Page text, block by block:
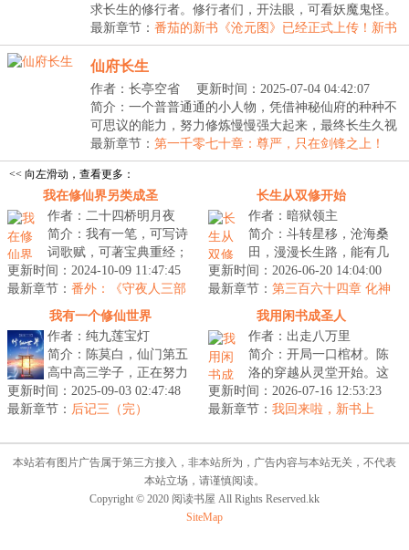
求长生的修行者。修行者们，开法眼，可看妖魔鬼怪。
炼...
最新章节： 番茄的新书《沧元图》已经正式上传！新书
需要大家的支持~~~
仙府长生
作者：长亭空省
更新时间：2025-07-04 04:42:07
简介：一个普普通通的小人物，凭借神秘仙府的种种不
可思议的能力，努力修炼慢慢强大起来，最终长生久视
的...
最新章节： 第一千零七十章：尊严，只在剑锋之上！
（二）
<< 向左滑动，查看更多：
我在修仙界另类成圣
作者：二十四桥明月夜
简介：我有一笔，可写诗
词歌赋，可著宝典重经；
我有一剑，逆时空，转阴
阳，开混沌，斩轮回；我
有一策，下...
更新时间：2024-10-09 11:47:45
最新章节： 番外：《守夜人三部
曲》第二部——《现代版荒古神
长生从双修开始
作者：暗狱领主
简介：斗转星移，沧海桑
田，漫漫长生路，能有几
人走到终点？穿梭时空而
来的凌长青，在这危机四
伏的宏大仙...
更新时间：2026-06-20 14:04:00
最新章节： 第三百六十四章 化神
我有一个修仙世界
作者：纯九莲宝灯
简介：陈莫白，仙门第五
高中高三学子，正在努力
复习准备考取大道院，努
力的方向是：开发一个新
更新时间：2025-09-03 02:47:48
最新章节： 后记三（完）
我用闲书成圣人
作者：出走八万里
简介：开局一口棺材。陈
洛的穿越从灵堂开始。这
是一个读书就能获得超凡
威力的世界。读儒门经
更新时间：2026-07-16 12:53:23
最新章节： 我回来啦，新书上
本站若有图片广告属于第三方接入，非本站所为，广告内容与本站无关，不代表
本站立场，请谨慎阅读。
Copyright © 2020 阅读书屋 All Rights Reserved.kk
SiteMap